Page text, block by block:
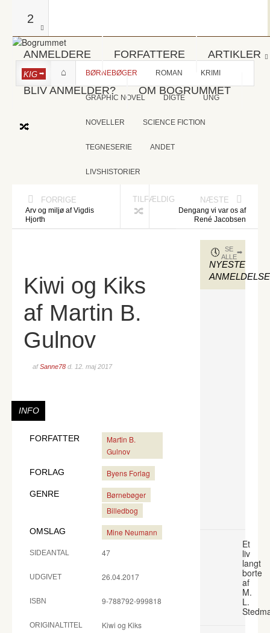
2
ANMELDERE FORFATTERE ARTIKLER
BLIV ANMELDER? OM BOGRUMMET
KIG BØRNEBØGER ROMAN KRIMI
GRAPHIC NOVEL DIGTE UNG
NOVELLER SCIENCE FICTION
TEGNESERIE ANDET
LIVSHISTORIER
FORRIGE
Arv og miljø af Vigdis
Hjorth
TILFÆLDIG NÆSTE
Dengang vi var os af
René Jacobsen
Kiwi og Kiks
af Martin B.
Gulnov
afSanne78 d. 12. maj 2017
INFO
FORFATTER
Martin B.
Gulnov
FORLAG Byens Forlag
GENRE
Børnebøger
Billedbog
OMSLAG Mine Neumann
SIDEANTAL 47
UDGIVET 26.04.2017
ISBN 9-788792-999818
ORIGINALTITEL Kiwi og Kiks
NYESTE
SE
ALLE
Et
liv
langt
borte
af
M.
L.